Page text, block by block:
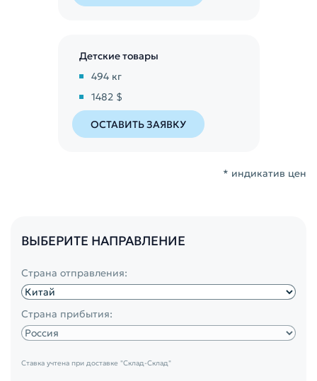
Детские товары
494 кг
1482 $
ОСТАВИТЬ ЗАЯВКУ
* индикатив цен
ВЫБЕРИТЕ НАПРАВЛЕНИЕ
Страна отправления:
Страна прибытия:
Ставка учтена при доставке "Склад-Склад"